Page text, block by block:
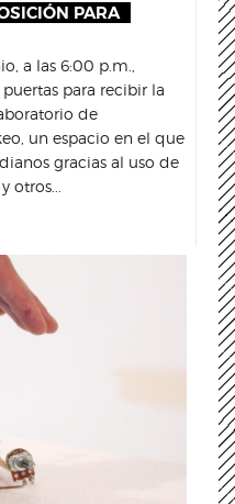
PARA
a las 6:00 p.m.,
para recibir la
de
un espacio en el que
gracias al uso de